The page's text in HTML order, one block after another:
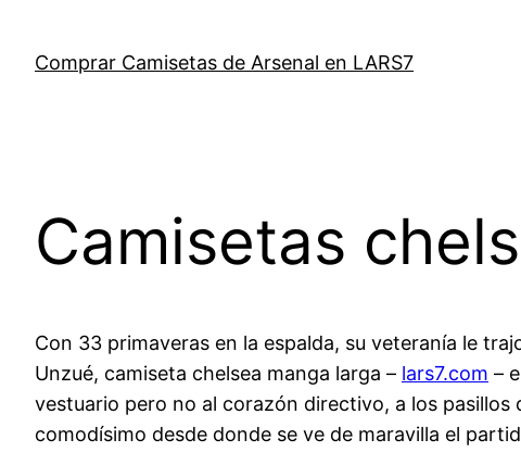
contenido
Comprar Camisetas de Arsenal en LARS7
Camisetas
Con 33 primaveras en la espalda, su veteranía le
Unzué, camiseta chelsea manga larga – lars7.com –
vestuario pero no al corazón directivo, a los
comodísimo desde donde se ve de maravilla el